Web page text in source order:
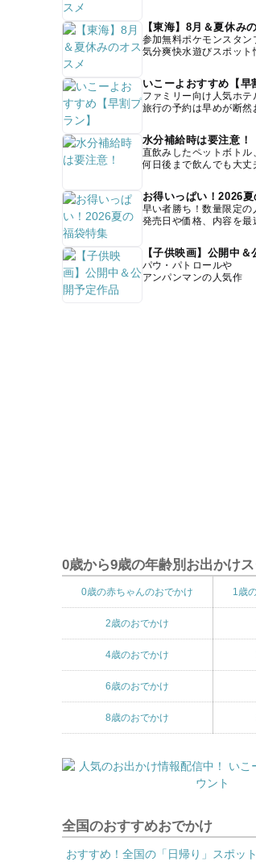
【東海】8月＆夏休み
参加無料ポケモンスタン
気分爽快水遊びスポット
いこーよおすすめ【早
ファミリー向け人気ホテ
旅行の予約は早めが断然
水分補給時は要注意！
直飲みしたペットボトル
何日後まで飲んでも大丈
お得いっぱい！2026
早い者勝ち！数量限定の
発売日や価格、内容を最
【子供映画】公開中
パウ・パトロールや
アンパンマンの人気作
0歳から9歳の年齢別お出かけ
0歳の赤ちゃんのおでかけ 1歳
2歳のおでかけ
4歳のおでかけ
6歳のおでかけ
8歳のおでかけ
全国のおすすめおでかけ
おすすめ！全国の「日帰り」スポット